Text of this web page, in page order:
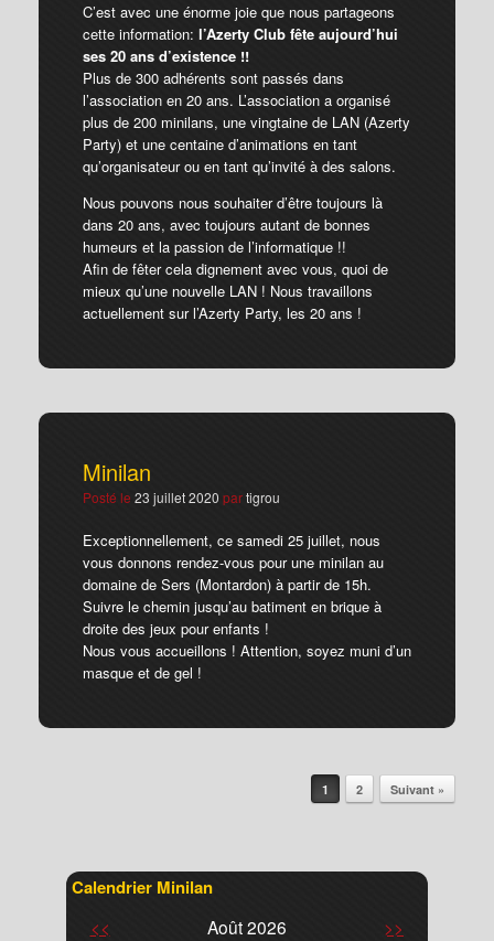
C’est avec une énorme joie que nous partageons
cette information: l’Azerty Club fête aujourd’hui
ses 20 ans d’existence !!
Plus de 300 adhérents sont passés dans
l’association en 20 ans. L’association a organisé
plus de 200 minilans, une vingtaine de LAN (Azerty
Party) et une centaine d’animations en tant
qu’organisateur ou en tant qu’invité à des salons.
Nous pouvons nous souhaiter d’être toujours là
dans 20 ans, avec toujours autant de bonnes
humeurs et la passion de l’informatique !!
Afin de fêter cela dignement avec vous, quoi de
mieux qu’une nouvelle LAN ! Nous travaillons
actuellement sur l’Azerty Party, les 20 ans !
Minilan
Posté le 23 juillet 2020 partigrou
Exceptionnellement, ce samedi 25 juillet, nous
vous donnons rendez-vous pour une minilan au
domaine de Sers (Montardon) à partir de 15h.
Suivre le chemin jusqu’au batiment en brique à
droite des jeux pour enfants !
Nous vous accueillons ! Attention, soyez muni d’un
masque et de gel !
1 2 Suivant »
Calendrier Minilan
<<
Août 2026 >>